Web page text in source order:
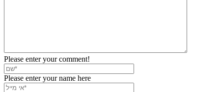
Please enter your comment!
Please enter your name here